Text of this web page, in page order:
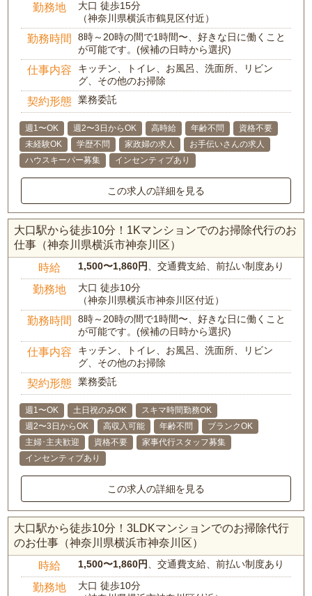
勤務地
大口 徒歩15分
（神奈川県横浜市鶴見区付近）
勤務時間
8時～20時の間で1時間〜、好きな日に働くこと
が可能です。(候補の日時から選択)
仕事内容
キッチン、トイレ、お風呂、洗面所、リビン
グ、その他のお掃除
契約形態 業務委託
週1〜OK 週2〜3日からOK 高時給 年齢不問
資格不要
未経験OK
学歴不問 家政婦の求人
お手伝いさんの求人
ハウスキーパー募集
インセンティブあり
この求人の詳細を見る
大口駅から徒歩10分！1Kマンションでのお掃除代行のお
仕事（神奈川県横浜市神奈川区）
時給 1,500〜1,860円、交通費支給、前払い制度あり
勤務地
大口 徒歩10分
（神奈川県横浜市神奈川区付近）
勤務時間
8時～20時の間で1時間〜、好きな日に働くこと
が可能です。(候補の日時から選択)
仕事内容
キッチン、トイレ、お風呂、洗面所、リビン
グ、その他のお掃除
契約形態 業務委託
週1〜OK 土日祝のみOK
スキマ時間勤務OK
週2〜3日からOK
高収入可能 年齢不問
ブランクOK
主婦･主夫歓迎
資格不要
家事代行スタッフ募集
インセンティブあり
この求人の詳細を見る
大口駅から徒歩10分！3LDKマンションでのお掃除代行
のお仕事（神奈川県横浜市神奈川区）
時給 1,500〜1,860円、交通費支給、前払い制度あり
勤務地
大口 徒歩10分